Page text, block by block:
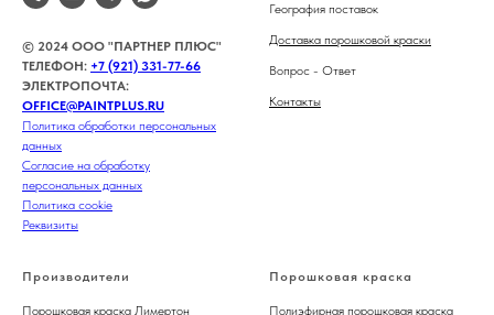
© 2024 ООО "ПАРТНЕР ПЛЮС"
ТЕЛЕФОН: +7 (921) 331-77-66
ЭЛЕКТРОПОЧТА:
OFFICE@PAINTPLUS.RU
Политика обработки персональных
данных
Согласие на обработку
персональных данных
Политика cookie
Реквизиты
География поставок
Доставка порошковой краски
Вопрос - Ответ
Контакты
Производители
Порошковая краска Лимертон
Порошковая краска
Полиэфирная порошковая краска